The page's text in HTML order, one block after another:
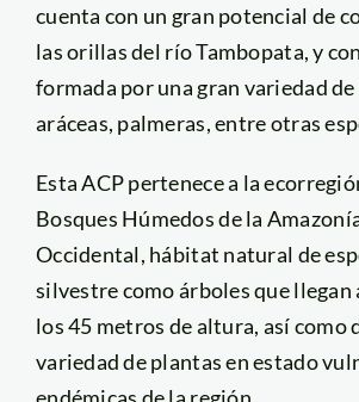
cuenta con un gran potencial de
las orillas del río Tambopata, y
formada por una gran variedad
aráceas, palmeras, entre otras
Esta ACP pertenece a la
Bosques Húmedos de la
Occidental, hábitat natural de
silvestre como árboles que llegan
los 45 metros de altura, así como
variedad de plantas en estado